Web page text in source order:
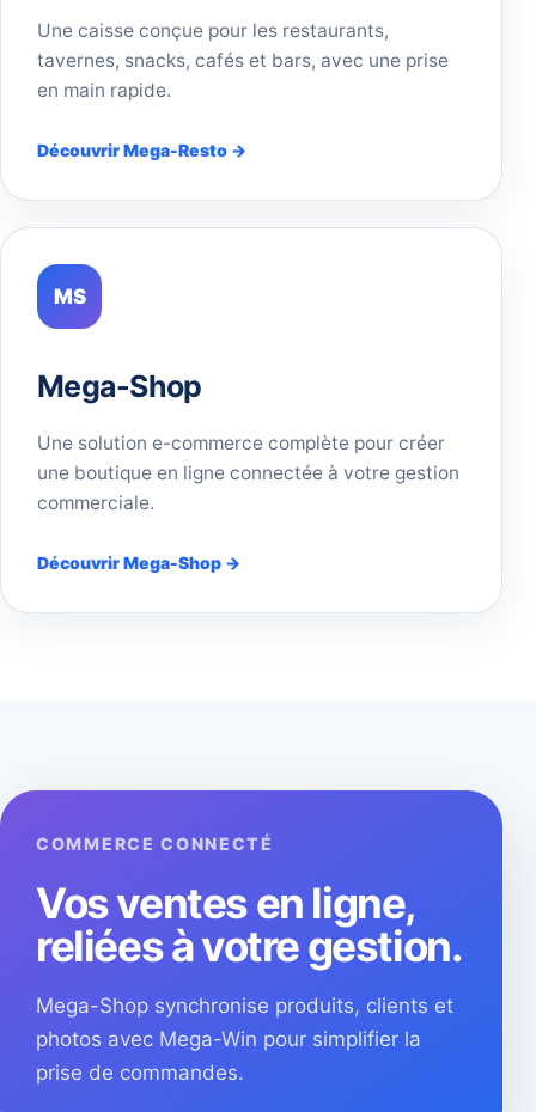
Une caisse conçue pour les restaurants,
tavernes, snacks, cafés et bars, avec une prise
en main rapide.
Découvrir Mega-Resto →
MS
Mega-Shop
Une solution e-commerce complète pour créer
une boutique en ligne connectée à votre gestion
commerciale.
Découvrir Mega-Shop →
COMMERCE CONNECTÉ
Vos ventes en ligne,
reliées à votre gestion.
Mega-Shop synchronise produits, clients et
photos avec Mega-Win pour simplifier la
prise de commandes.